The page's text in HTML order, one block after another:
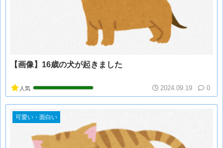
【画像】16歳の犬が起きました
人気 2024.09.19 0
可愛い・面白い